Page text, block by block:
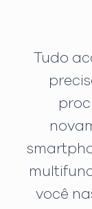
Tudo
você